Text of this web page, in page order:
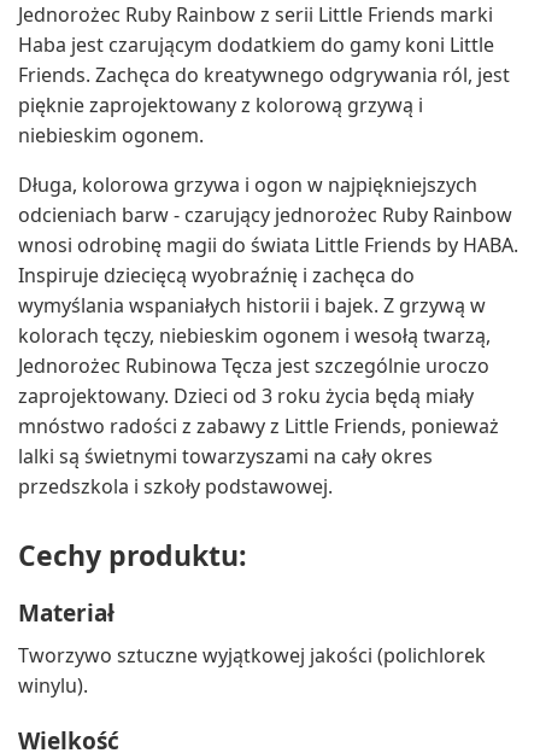
Jednorożec Ruby Rainbow z serii Little Friends marki
Haba jest czarującym dodatkiem do gamy koni Little
Friends. Zachęca do kreatywnego odgrywania ról, jest
pięknie zaprojektowany z kolorową grzywą i
niebieskim ogonem.
Długa, kolorowa grzywa i ogon w najpiękniejszych
odcieniach barw - czarujący jednorożec Ruby Rainbow
wnosi odrobinę magii do świata Little Friends by HABA.
Inspiruje dziecięcą wyobraźnię i zachęca do
wymyślania wspaniałych historii i bajek. Z grzywą w
kolorach tęczy, niebieskim ogonem i wesołą twarzą,
Jednorożec Rubinowa Tęcza jest szczególnie uroczo
zaprojektowany. Dzieci od 3 roku życia będą miały
mnóstwo radości z zabawy z Little Friends, ponieważ
lalki są świetnymi towarzyszami na cały okres
przedszkola i szkoły podstawowej.
Cechy produktu:
Materiał
Tworzywo sztuczne wyjątkowej jakości (polichlorek
winylu).
Wielkość